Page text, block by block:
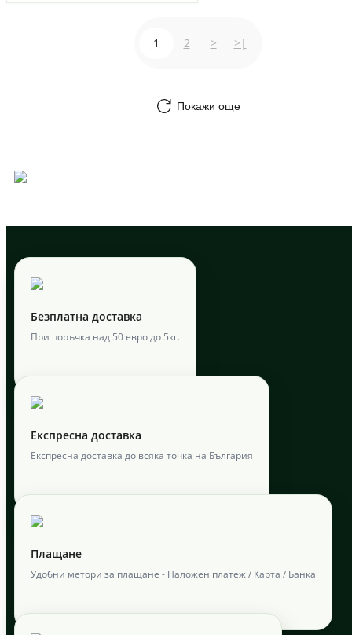
Покажи още
1 2 > >|
Безплатна доставка
При поръчка над 50 евро до 5кг.
Експресна доставка
Експресна доставка до всяка точка на България
Плащане
Удобни метори за плащане - Наложен платеж / Карта / Банка